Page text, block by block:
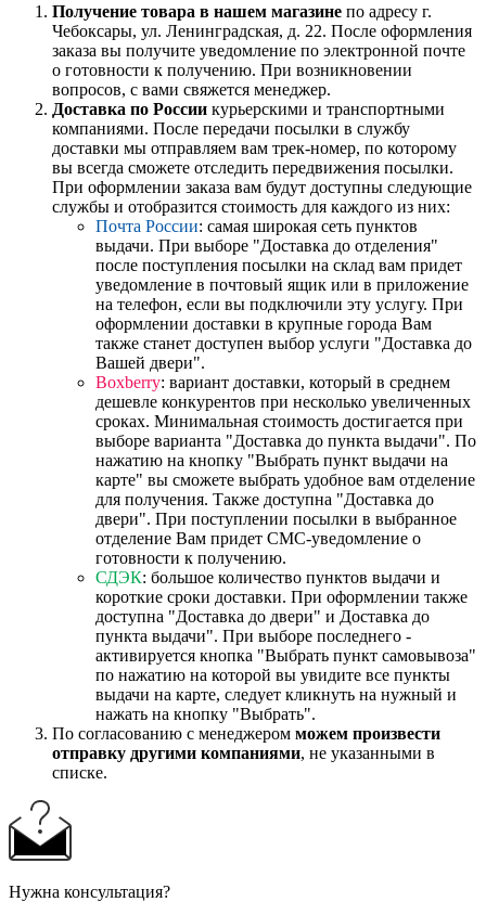
Получение товара в нашем магазине по адресу г.
Чебоксары, ул. Ленинградская, д. 22. После оформления
заказа вы получите уведомление по электронной почте
о готовности к получению. При возникновении
вопросов, с вами свяжется менеджер.
Доставка по России курьерскими и транспортными
компаниями. После передачи посылки в службу
доставки мы отправляем вам трек-номер, по которому
вы всегда сможете отследить передвижения посылки.
При оформлении заказа вам будут доступны следующие
службы и отобразится стоимость для каждого из них:
Почта России: самая широкая сеть пунктов
выдачи. При выборе "Доставка до отделения"
после поступления посылки на склад вам придет
уведомление в почтовый ящик или в приложение
на телефон, если вы подключили эту услугу. При
оформлении доставки в крупные города Вам
также станет доступен выбор услуги "Доставка до
Вашей двери".
Boxberry: вариант доставки, который в среднем
дешевле конкурентов при несколько увеличенных
сроках. Минимальная стоимость достигается при
выборе варианта "Доставка до пункта выдачи". По
нажатию на кнопку "Выбрать пункт выдачи на
карте" вы сможете выбрать удобное вам отделение
для получения. Также доступна "Доставка до
двери". При поступлении посылки в выбранное
отделение Вам придет СМС-уведомление о
готовности к получению.
СДЭК: большое количество пунктов выдачи и
короткие сроки доставки. При оформлении также
доступна "Доставка до двери" и Доставка до
пункта выдачи". При выборе последнего -
активируется кнопка "Выбрать пункт самовывоза"
по нажатию на которой вы увидите все пункты
выдачи на карте, следует кликнуть на нужный и
нажать на кнопку "Выбрать".
По согласованию с менеджером можем произвести
отправку другими компаниями, не указанными в
списке.
Нужна консультация?